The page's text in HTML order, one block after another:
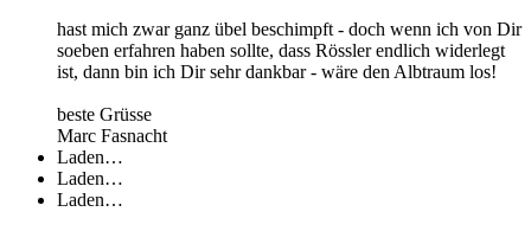
hast mich zwar ganz übel beschimpft - doch wenn ich von Dir
soeben erfahren haben sollte, dass Rössler endlich widerlegt
ist, dann bin ich Dir sehr dankbar - wäre den Albtraum los!
beste Grüsse
Marc Fasnacht
Laden…
Laden…
Laden…